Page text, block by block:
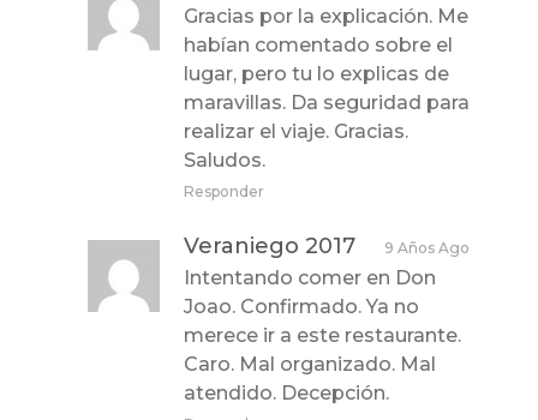
Gracias por la explicación. Me
habían comentado sobre el
lugar, pero tu lo explicas de
maravillas. Da seguridad para
realizar el viaje. Gracias.
Saludos.
Responder
Veraniego 2017 9 Años Ago
Intentando comer en Don
Joao. Confirmado. Ya no
merece ir a este restaurante.
Caro. Mal organizado. Mal
atendido. Decepción.